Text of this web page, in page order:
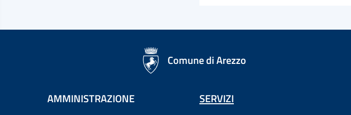
Comune di Arezzo
AMMINISTRAZIONE SERVIZI